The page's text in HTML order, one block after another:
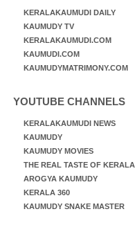
KERALAKAUMUDI DAILY
KAUMUDY TV
KERALAKAUMUDI.COM
KAUMUDI.COM
KAUMUDYMATRIMONY.COM
YOUTUBE CHANNELS
KERALAKAUMUDI NEWS
KAUMUDY
KAUMUDY MOVIES
THE REAL TASTE OF KERALA
AROGYA KAUMUDY
KERALA 360
KAUMUDY SNAKE MASTER